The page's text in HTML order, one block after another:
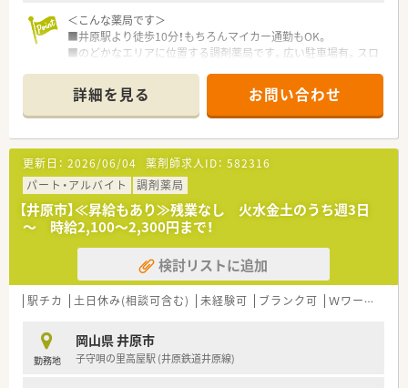
っています。
■無菌調剤対応薬局の設置や関連会社の介護サービス事業を展
開するサンキ・ウエルビィ（株）との連携、そして中国地方最大級
の店舗網を生かし、地域の皆さまが安心して暮らせる街づくりを
支援します。
＜こんな方にもおすすめ＞
■キャリアアップを目指す方、自身のスキルを磨きたい方
■福利厚生・教育体制が整っている会社で働きたい方
＜こんな薬局です＞
■井原駅より徒歩10分！もちろんマイカー通勤もOK。
■のどかなエリアに位置する調剤薬局です。広い駐車場有。スロ
ます。
■内科等応需している他、施設在宅にも取り組んでいます。
＜業務内容＞
■処方箋による調剤業務、服薬指導、薬剤情報の提供など
■内科、透析応需。応需処方箋枚数50枚/日、薬剤師常時2名体制
です。
＜研修制度＞
■現場の先輩薬剤師より指導を受けて頂きます。
■岡山県や福岡県で展開する法人のグループ会社となります。
■地域に密着した運営をしており、地域住民から愛されてる薬局
■お昼の空き時間を利用し、スキルアップのための勉強会にも積
極的に取り組んでいます。
詳細を見る お問い合わせ
更新日： 2026/06/04 薬剤師求人ID： 582316
パート・アルバイト
調剤薬局
【井原市】≪昇給もあり≫残業なし 火水金土のうち週3日
～ 時給2,100～2,300円まで！
検討リストに追加
駅チカ 土日休み(相談可含む) 未経験可 ブランク可 Ｗワーク可
勤務地
岡山県 井原市
子守唄の里高屋駅 (井原鉄道井原線)